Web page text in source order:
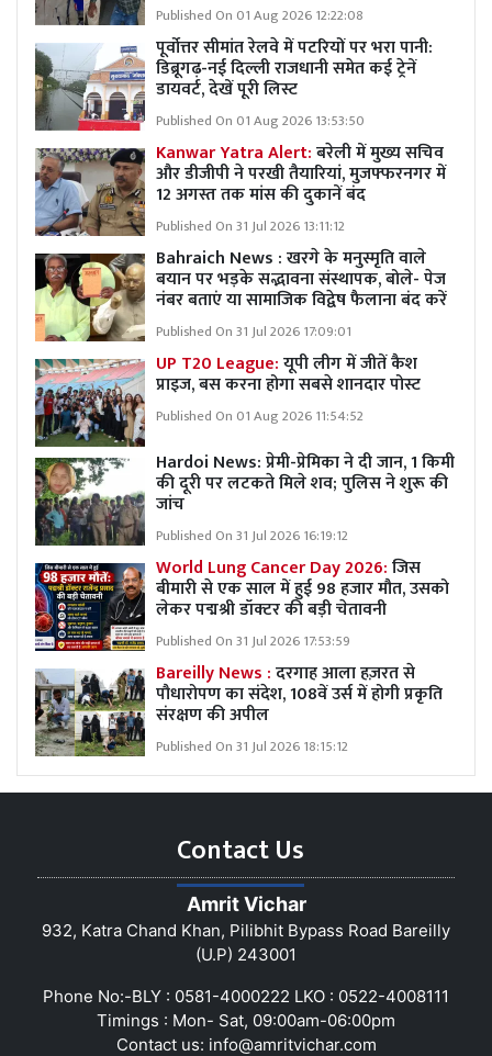
Published On 01 Aug 2026 12:22:08
पूर्वोत्तर सीमांत रेलवे में पटरियों पर भरा पानी:
डिब्रूगढ़-नई दिल्ली राजधानी समेत कई ट्रेनें
डायवर्ट, देखें पूरी लिस्ट
Published On 01 Aug 2026 13:53:50
Kanwar Yatra Alert:बरेली में मुख्य सचिव
और डीजीपी ने परखी तैयारियां, मुजफ्फरनगर में
12 अगस्त तक मांस की दुकानें बंद
Published On 31 Jul 2026 13:11:12
Bahraich News : खरगे के मनुस्मृति वाले
बयान पर भड़के सद्भावना संस्थापक, बोले- पेज
नंबर बताएं या सामाजिक विद्वेष फैलाना बंद करें
Published On 31 Jul 2026 17:09:01
UP T20 League:यूपी लीग में जीतें कैश
प्राइज, बस करना होगा सबसे शानदार पोस्ट
Published On 01 Aug 2026 11:54:52
Hardoi News: प्रेमी-प्रेमिका ने दी जान, 1 किमी
की दूरी पर लटकते मिले शव; पुलिस ने शुरू की
जांच
Published On 31 Jul 2026 16:19:12
World Lung Cancer Day 2026:जिस
बीमारी से एक साल में हुई 98 हजार मौत, उसको
लेकर पद्मश्री डॉक्टर की बड़ी चेतावनी
Published On 31 Jul 2026 17:53:59
Bareilly News :दरगाह आला हज़रत से
पौधारोपण का संदेश, 108वें उर्स में होगी प्रकृति
संरक्षण की अपील
Published On 31 Jul 2026 18:15:12
Contact Us
Amrit Vichar
932, Katra Chand Khan, Pilibhit Bypass Road Bareilly
(U.P) 243001
Phone No:-BLY : 0581-4000222 LKO : 0522-4008111
Timings : Mon- Sat, 09:00am-06:00pm
Contact us: info@amritvichar.com